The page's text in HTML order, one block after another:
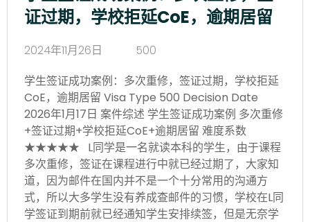
证过期，学校拒延CoE，逾期居留
2024年11月26日
500
学生签证成功案例：多次重修，签证过期，学校拒延
CoE，逾期居留 Visa Type 500 Decision Date
2026年1月17日 案件综述 学生签证成功案例 多次重修
+签证过期+学校拒延CoE+逾期居留 难度系数
★★★★★ L同学是一名就读本科的学生，由于课程
多次重修，签证在课程进行中就已经过期了，大家知
道，因为邮件在国内并不是一个十分常用的沟通方
式，所以大多学生没有养成查邮件的习惯，学校在L同
学签证到期前就已经通知学生安排续签，但是无奈学